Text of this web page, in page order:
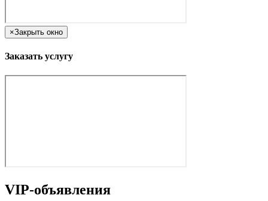
×Закрыть окно
Заказать услугу
VIP-объявления